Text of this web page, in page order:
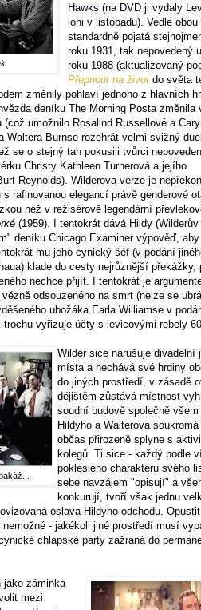
Hawks (na DVD ji vydaly
loni v listopadu). Vedle obou
standardně pojatá
roku 1931, tak nepovedený
roku 1988 (aktualizovaný
Přepnout na život do světa
změnily pohlaví jednoho z hlavních
deníku The Morning Posta změnila
(což umožnilo Rosalind Russellové a
Waltera Burnse rozehrát velmi svižný
se o stejný tah pokusili tvůrci
Christy Kathleen Turnerová a jejího
Reynolds). Wilderova verze je
rafinovanou elegancí právě genderové
než v režisérově legendární
(1959). I tentokrát dává Hildy
deníku Chicago Examiner výpověď,
mu jeho cynický šéf (v podání
klade do cesty nejrůznější překážky,
nechce přijít. I tentokrát je
odsouzeného na smrt (nelze se
ubožáka Earla Williamse v
trochu vyřizuje účty s levicovými rebely
Wilder sice narušuje divadelní
místa a nechává své hrdiny
do jiných prostředí, v zásadě
dějištěm zůstává místnost
soudní budově společně všem
Hildyho a Walterova
občas přirozeně splyne s
kolegů. Ti sice - každý podle
pokleslého charakteru svého
sebe navzájem "opisují" a
konkurují, tvoří však jednu
oslava Hildyho odchodu.
- jakékoli jiné prostředí musí
chlapské party zažraná do
jako záminka
mezi